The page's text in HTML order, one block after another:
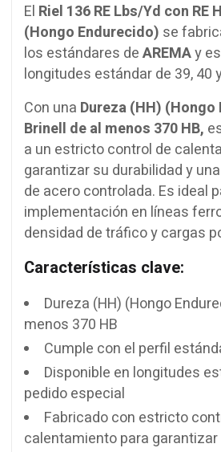
El Riel 136 RE Lbs/Yd con RE
(Hongo Endurecido) se
los estándares deAREMAy
longitudes estándar de 39, 40
Con una Dureza (HH)
Brinell de al menos 370 HB,
a un estricto control de
garantizar su durabilidad y
de acero controlada. Es ideal
implementación en líneas
densidad de tráfico y cargas
Características clave:
Dureza (HH) (Hongo
menos 370 HB
Cumple con el perfil
Disponible en longitudes
pedido especial
Fabricado con estricto
calentamiento para